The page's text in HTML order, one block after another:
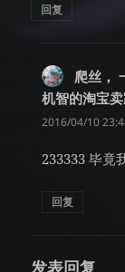
回复
爬丝，
机智的淘宝
2016/04/10
233333 毕竟
回复
发表回复